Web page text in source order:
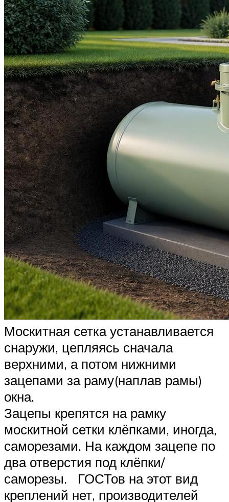
Москитная сетка устанавливается
снаружи, цепляясь сначала
верхними, а потом нижними
зацепами за раму(наплав рамы)
окна.
Зацепы крепятся на рамку
москитной сетки клёпками, иногда,
саморезами. На каждом зацепе по
два отверстия под клёпки/
саморезы. ГОСТов на этот вид
креплений нет, производителей